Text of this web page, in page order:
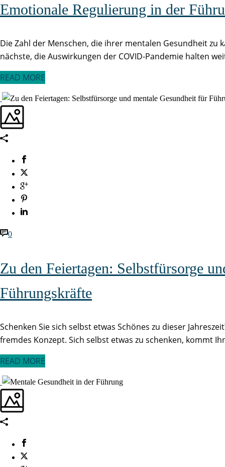
Emotionale Regulierung in der
Die Zahl der Menschen, die ihrer mentalen Gesundheit zu
nächste, die Auswirkungen der COVID-Pandemie halten
READ MORE
0
Zu den Feiertagen: Selbstfürsorge
Führungskräfte
Schenken Sie sich selbst etwas Schönes zu dieser
fremdes Konzept. Sich selbst etwas zu schenken, kommt
READ MORE